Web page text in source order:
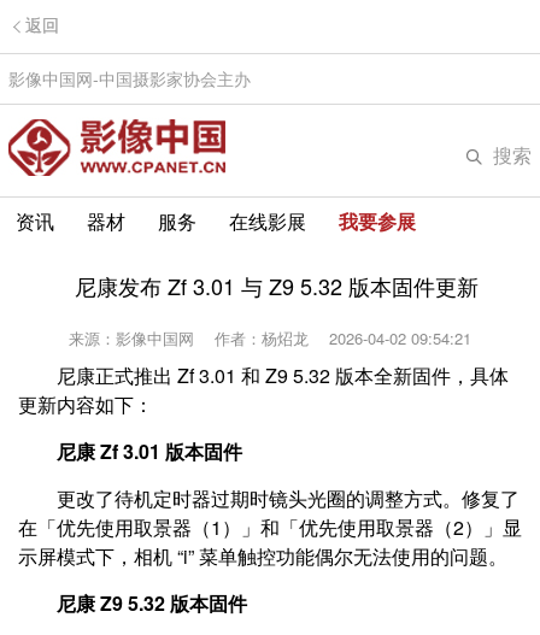
返回
影像中国网-中国摄影家协会主办
搜索
资讯 器材 服务 在线影展 我要参展
尼康发布 Zf 3.01 与 Z9 5.32 版本固件更新
来源：影像中国网 作者：杨炤龙 2026-04-02 09:54:21
尼康正式推出 Zf 3.01 和 Z9 5.32 版本全新固件，具体
更新内容如下：
尼康 Zf 3.01 版本固件
更改了待机定时器过期时镜头光圈的调整方式。修复了
在「优先使用取景器（1）」和「优先使用取景器（2）」显
示屏模式下，相机 “i” 菜单触控功能偶尔无法使用的问题。
尼康 Z9 5.32 版本固件